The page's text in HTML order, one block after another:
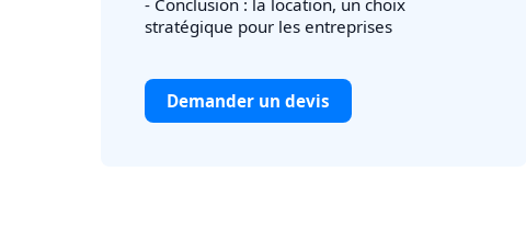
- Conclusion : la location, un choix
stratégique pour les entreprises
Demander un devis